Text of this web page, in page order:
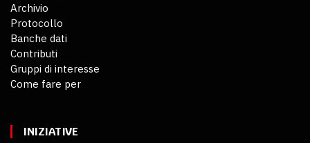
Archivio
Protocollo
Banche dati
Contributi
Gruppi di interesse
Come fare per
INIZIATIVE